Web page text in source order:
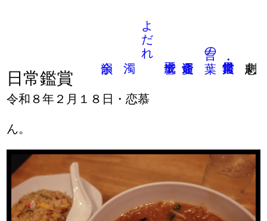
言の葉
よだれ
日常鑑賞
令和８年２月１８日・恋慕
ん。